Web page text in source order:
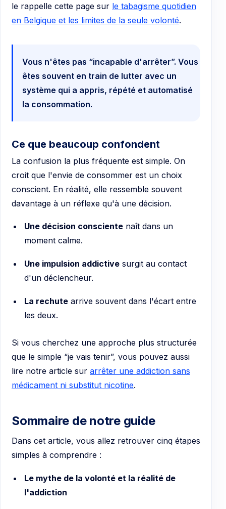
le rappelle cette page sur le tabagisme quotidien
en Belgique et les limites de la seule volonté.
Vous n'êtes pas “incapable d'arrêter”. Vous
êtes souvent en train de lutter avec un
système qui a appris, répété et automatisé
la consommation.
Ce que beaucoup confondent
La confusion la plus fréquente est simple. On
croit que l'envie de consommer est un choix
conscient. En réalité, elle ressemble souvent
davantage à un réflexe qu'à une décision.
Une décision conscientenaît dans un
moment calme.
Une impulsion addictivesurgit au contact
d'un déclencheur.
La rechutearrive souvent dans l'écart entre
les deux.
Si vous cherchez une approche plus structurée
que le simple “je vais tenir”, vous pouvez aussi
lire notre article sur arrêter une addiction sans
médicament ni substitut nicotine.
Sommaire de notre guide
Dans cet article, vous allez retrouver cinq étapes
simples à comprendre :
Le mythe de la volonté et la réalité de
l'addiction